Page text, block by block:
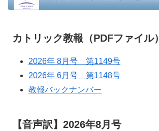
カトリック教報（PDFファイル）
2026年 8月号 第1149号
2026年 6月号 第1148号
教報バックナンバー
【音声訳】2026年8月号